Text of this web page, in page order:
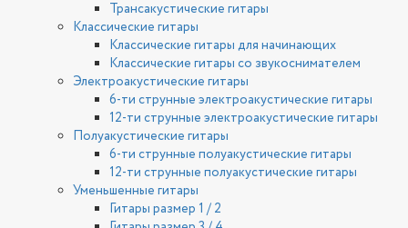
Трансакустические гитары
Классические гитары
Классические гитары для начинающих
Классические гитары со звукоснимателем
Электроакустические гитары
6-ти струнные электроакустические гитары
12-ти струнные электроакустические гитары
Полуакустические гитары
6-ти струнные полуакустические гитары
12-ти струнные полуакустические гитары
Уменьшенные гитары
Гитары размер 1 / 2